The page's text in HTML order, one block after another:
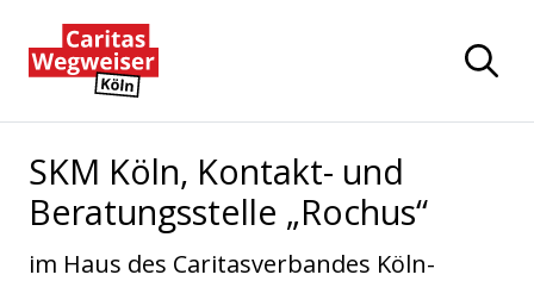
Zur Startseite navigieren
SKM Köln, Kontakt- und
Beratungsstelle „Rochus“
im Haus des Caritasverbandes Köln-